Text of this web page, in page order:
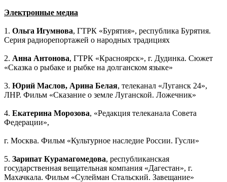
Электронные медиа
1. Ольга Игумнова, ГТРК «Бурятия», республика Бурятия.
Серия радиорепортажей о народных традициях
2. Анна Антонова, ГТРК «Красноярск», г. Дудинка. Сюжет
«Сказка о рыбаке и рыбке на долганском языке»
3. Юрий Маслов, Арина Белая, телеканал «Луганск 24»,
ЛНР. Фильм «Сказание о земле Луганской. Ложечник»
4. Екатерина Морозова, «Редакция телеканала Совета
Федерации»,
г. Москва. Фильм «Культурное наследие России. Гусли»
5. Зарипат Курамагомедова, республиканская
государственная вещательная компания «Дагестан», г.
Махачкала. Фильм «Сулейман Стальский. Завещание»